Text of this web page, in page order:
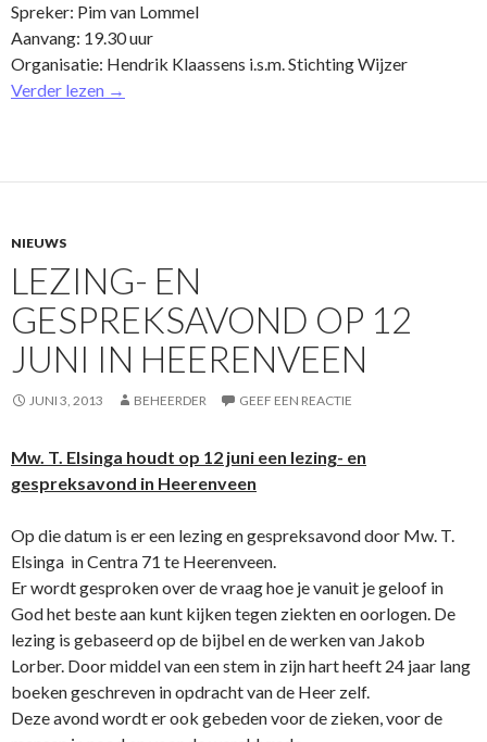
Spreker: Pim van Lommel
Aanvang: 19.30 uur
Organisatie: Hendrik Klaassens i.s.m. Stichting Wijzer
Verder lezen →
NIEUWS
LEZING- EN
GESPREKSAVOND OP 12
JUNI IN HEERENVEEN
JUNI 3, 2013 BEHEERDER GEEF EEN REACTIE
Mw. T. Elsinga houdt op 12 juni een lezing- en
gespreksavond in Heerenveen
Op die datum is er een lezing en gespreksavond door Mw. T.
Elsinga in Centra 71 te Heerenveen.
Er wordt gesproken over de vraag hoe je vanuit je geloof in
God het beste aan kunt kijken tegen ziekten en oorlogen. De
lezing is gebaseerd op de bijbel en de werken van Jakob
Lorber. Door middel van een stem in zijn hart heeft 24 jaar lang
boeken geschreven in opdracht van de Heer zelf.
Deze avond wordt er ook gebeden voor de zieken, voor de